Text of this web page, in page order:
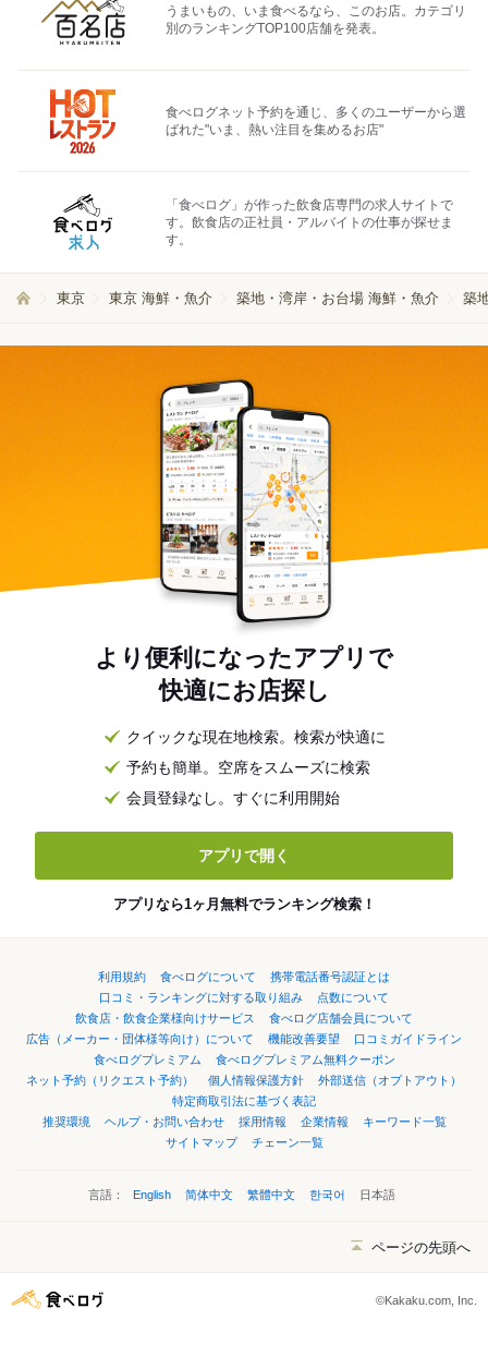
うまいもの、いま食べるなら、このお店。カテゴリ
別のランキングTOP100店舗を発表。
食べログネット予約を通じ、多くのユーザーから選
ばれた"いま、熱い注目を集めるお店"
「食べログ」が作った飲食店専門の求人サイトで
す。飲食店の正社員・アルバイトの仕事が探せま
す。
東京 東京 海鮮・魚介 築地・湾岸・お台場 海鮮・魚介 築
より便利になったアプリで
快適にお店探し
クイックな現在地検索。検索が快適に
予約も簡単。空席をスムーズに検索
会員登録なし。すぐに利用開始
アプリで開く
アプリなら1ヶ月無料でランキング検索！
利用規約 食べログについて
携帯電話番号認証とは
口コミ・ランキングに対する取り組み
点数について
飲食店・飲食企業様向けサービス
食べログ店舗会員について
広告（メーカー・団体様等向け）について
機能改善要望
口コミガイドライン
食べログプレミアム
食べログプレミアム無料クーポン
ネット予約（リクエスト予約）
個人情報保護方針
外部送信（オプトアウト）
特定商取引法に基づく表記
推奨環境
ヘルプ・お問い合わせ 採用情報 企業情報
キーワード一覧
サイトマップ
チェーン一覧
言語： English 简体中文 繁體中文 한국어 日本語
ページの先頭へ
©Kakaku.com, Inc.